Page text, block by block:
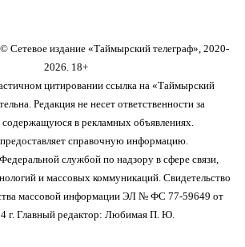
Сетевое издание «Таймырский телеграф», 2020-
2026. 18+
цитировании ссылка на «Таймырский
Редакция не несет ответственности за
в рекламных объявлениях.
справочную информацию.
службой по надзору в сфере связи,
и массовых коммуникаций. Свидетельство
массовой информации ЭЛ № ФС 77-59649 от
г. Главный редактор: Любимая П. Ю.